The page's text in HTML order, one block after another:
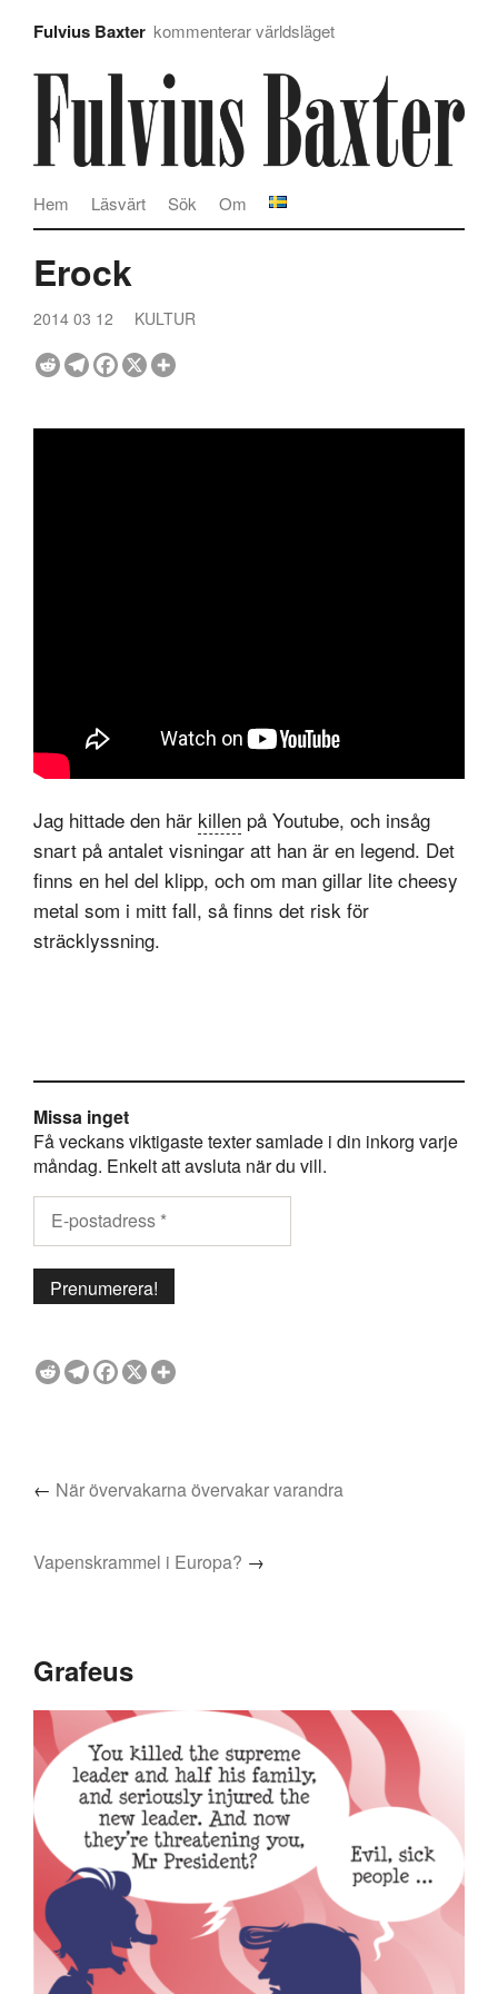
Fulvius Baxter kommenterar världsläget
Om
Sök
Läsvärt
Hem
Erock
2014 03 12 KULTUR
Jag hittade den här killen på Youtube, och insåg
snart på antalet visningar att han är en legend. Det
finns en hel del klipp, och om man gillar lite cheesy
metal som i mitt fall, så finns det risk för
sträcklyssning.
Missa inget
Få veckans viktigaste texter samlade i din inkorg varje
måndag. Enkelt att avsluta när du vill.
← När övervakarna övervakar varandra
Vapenskrammel i Europa? →
Grafeus